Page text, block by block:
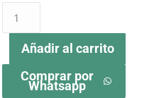
Añadir al carrito
Comprar por
Whatsapp